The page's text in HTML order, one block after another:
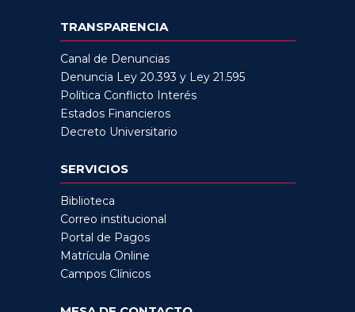
TRANSPARENCIA
Canal de Denuncias
Denuncia Ley 20.393 y Ley 21.595
Política Conflicto Interés
Estados Financieros
Decreto Universitario
SERVICIOS
Biblioteca
Correo institucional
Portal de Pagos
Matrícula Online
Campos Clínicos